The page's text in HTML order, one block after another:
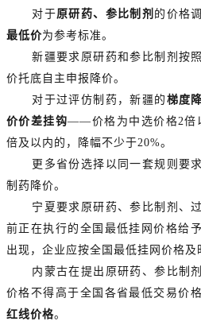
对于原研药、参比制剂 的价格
最低价为参考标准。
新疆要求原研药和参比制剂按照
价托底自主申报降价。
对于过评仿制药，新疆的 梯度
价价差挂钩——价格为中选价格2倍
倍及以内的，降幅不少于20%。
更多省份选择以同一套规则要
制药降价。
宁夏要求原研药、参比制剂、
前正在执行的全国最低挂网价格给
出现，企业应按全国最低挂网价格及
内蒙古在提出原研药、参比制
价格不得高于全国各省最低交易价
红线价格。